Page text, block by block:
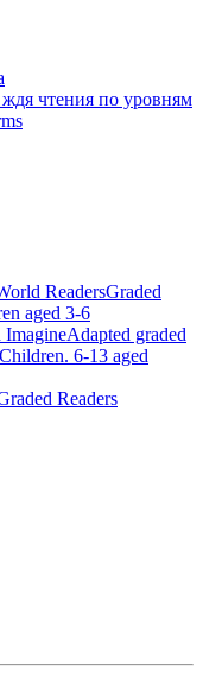
чтения по уровням
ReadersGraded
aged 3-6
ImagineAdapted graded
6-13 aged
Readers